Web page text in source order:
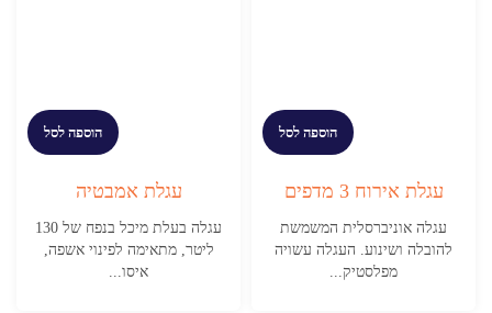
הוספה לסל
עגלת אירוח 3 מדפים
עגלה אוניברסלית המשמשת
להובלה ושינוע. העגלה עשויה
מפלסטיק...
הוספה לסל
עגלת אמבטיה
עגלה בעלת מיכל בנפח של 130
ליטר, מתאימה לפינוי אשפה,
איסו...